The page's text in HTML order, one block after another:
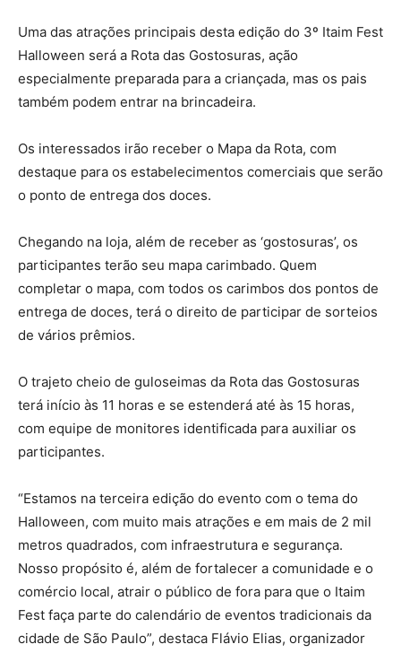
Uma das atrações principais desta edição do 3º Itaim Fest
Halloween será a Rota das Gostosuras, ação
especialmente preparada para a criançada, mas os pais
também podem entrar na brincadeira.
Os interessados irão receber o Mapa da Rota, com
destaque para os estabelecimentos comerciais que serão
o ponto de entrega dos doces.
Chegando na loja, além de receber as ‘gostosuras’, os
participantes terão seu mapa carimbado. Quem
completar o mapa, com todos os carimbos dos pontos de
entrega de doces, terá o direito de participar de sorteios
de vários prêmios.
O trajeto cheio de guloseimas da Rota das Gostosuras
terá início às 11 horas e se estenderá até às 15 horas,
com equipe de monitores identificada para auxiliar os
participantes.
“Estamos na terceira edição do evento com o tema do
Halloween, com muito mais atrações e em mais de 2 mil
metros quadrados, com infraestrutura e segurança.
Nosso propósito é, além de fortalecer a comunidade e o
comércio local, atrair o público de fora para que o Itaim
Fest faça parte do calendário de eventos tradicionais da
cidade de São Paulo”, destaca Flávio Elias, organizador